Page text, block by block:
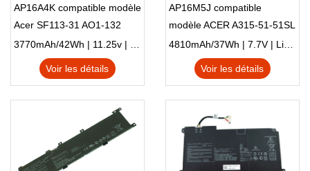
AP16A4K compatible modèle
Acer SF113-31 AO1-132
NE132
3770mAh/42Wh | 11.25v | Li-ion ...
Voir les détails
AP16M5J compatible
modèle ACER A315-51-51SL
N17Q1 SERIES
4810mAh/37Wh | 7.7V | Li-ion ...
Voir les détails